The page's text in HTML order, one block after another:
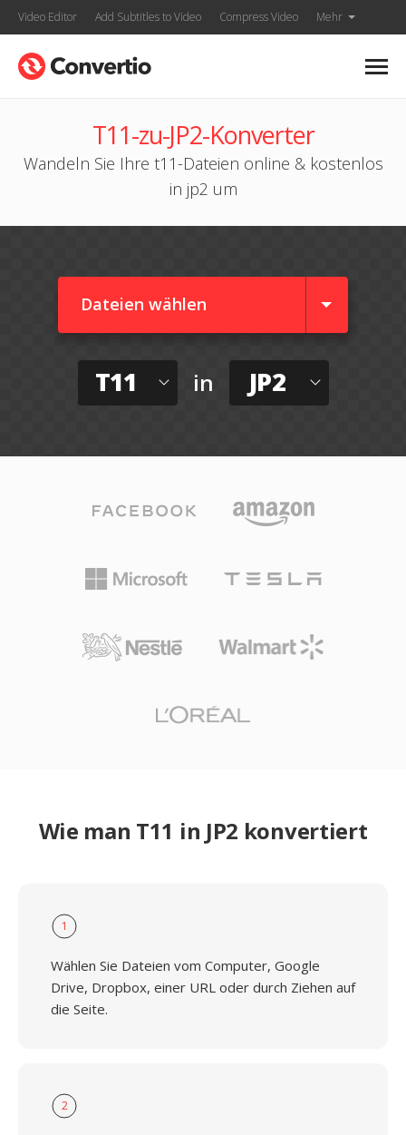
Video Editor Add Subtitles to Video Compress Video Mehr
T11-zu-JP2-Konverter
Wandeln Sie Ihre t11-Dateien online & kostenlos
in jp2 um
Dateien wählen
T11 in JP2
Wie man T11 in JP2 konvertiert
1
Wählen Sie Dateien vom Computer, Google
Drive, Dropbox, einer URL oder durch Ziehen auf
die Seite.
2